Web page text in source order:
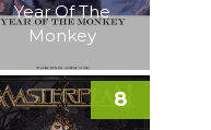
Year Of The
Monkey
8